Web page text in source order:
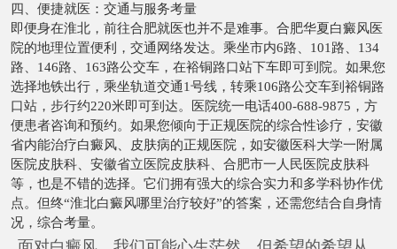
四、便捷就医：交通与服务考量
即便身在淮北，前往合肥就医也并不是难事。合肥华夏白癜风医
院的地理位置便利，交通网络发达。乘坐市内6路、101路、134
路、146路、163路公交车，在裕铜路口站下车即可到院。如果您
选择地铁出行，乘坐轨道交通1号线，转乘106路公交车到裕铜路
口站，步行约220米即可到达。医院统一电话400-688-9875，方
便患者咨询和预约。如果您倾向于正规医院的综合性诊疗，安徽
省内能治疗白癜风、皮肤病的正规医院，如安徽医科大学一附属
医院皮肤科、安徽省立医院皮肤科、合肥市一人民医院皮肤科
等，也是不错的选择。它们拥有强大的综合实力和多学科协作优
点。但终“淮北白癜风哪里治疗较好”的答案，还需您结合自身情
况，综合考量。